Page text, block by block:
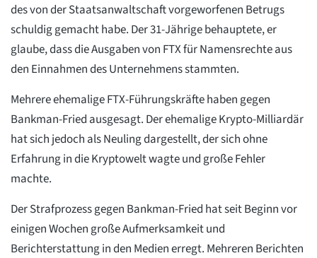
des von der Staatsanwaltschaft vorgeworfenen Betrugs
schuldig gemacht habe. Der 31-Jährige behauptete, er
glaube, dass die Ausgaben von FTX für Namensrechte aus
den Einnahmen des Unternehmens stammten.
Mehrere ehemalige FTX-Führungskräfte haben gegen
Bankman-Fried ausgesagt. Der ehemalige Krypto-Milliardär
hat sich jedoch als Neuling dargestellt, der sich ohne
Erfahrung in die Kryptowelt wagte und große Fehler
machte.
Der Strafprozess gegen Bankman-Fried hat seit Beginn vor
einigen Wochen große Aufmerksamkeit und
Berichterstattung in den Medien erregt. Mehreren Berichten